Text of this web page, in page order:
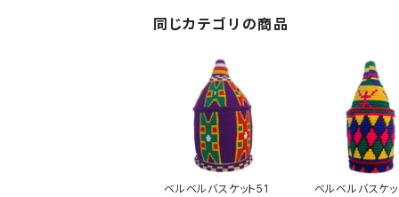
同じカテゴリの商品
ベルベルバスケット51 ベルベルバスケ